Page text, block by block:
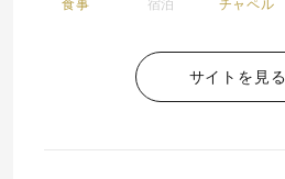
食事 宿泊 チャペル
サイトを見る